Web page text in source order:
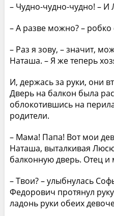
– Чудно-чудно-чудно! – И
– А разве можно? – робко
– Раз я зову, – значит,
Наташа. – Я же теперь
И, держась за руки, они
Дверь на балкон была
облокотившись на
родители.
– Мама! Папа! Вот мои
Наташа, выталкивая
балконную дверь. Отец и
– Твои? – улыбнулась
Федорович протянул
ладонь руки обеих